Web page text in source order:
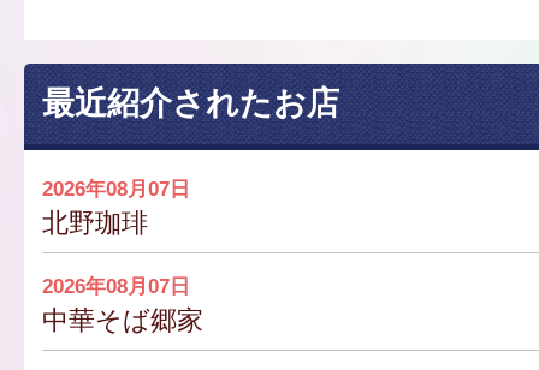
最近紹介されたお店
2026年08月07日
北野珈琲
2026年08月07日
中華そば郷家